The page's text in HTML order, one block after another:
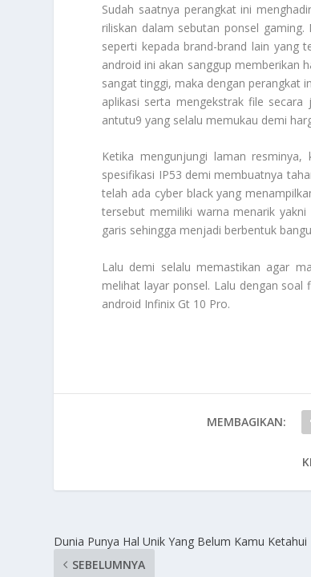
Sudah saatnya perangkat ini
riliskan dalam sebutan ponsel
seperti kepada brand-brand lain yang
android ini akan sanggup memberikan
sangat tinggi, maka dengan perangkat
aplikasi serta mengekstrak file
antutu9 yang selalu memukau demi
Ketika mengunjungi laman
spesifikasi IP53 demi membuatnya
telah ada cyber black yang
tersebut memiliki warna menarik
garis sehingga menjadi berbentuk
Lalu demi selalu memastikan agar
melihat layar ponsel. Lalu dengan soal
android Infinix Gt 10 Pro.
MEMBAGIKAN:
Dunia Punya Hal Unik Yang Belum Kamu Ketahui
SEBELUMNYA